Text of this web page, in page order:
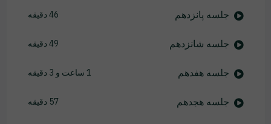
جلسه پانزدهم 46 دقیقه
جلسه شانزدهم 49 دقیقه
جلسه هفدهم 1 ساعت و 3 دقیقه
جلسه هجدهم 57 دقیقه